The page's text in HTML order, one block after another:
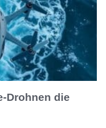
Drohnen die